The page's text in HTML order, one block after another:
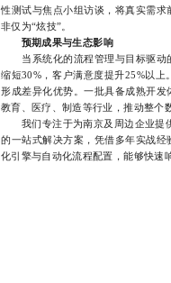
性测试与焦点小组访谈，将真实需
非仅为“炫技”。
预期成果与生态影响
当系统化的流程管理与目标驱动
缩短30%，客户满意度提升25%以
形成差异化优势。一批具备成熟开
教育、医疗、制造等行业，推动整个
我们专注于为南京及周边企业提供
的一站式解决方案，凭借多年实战
化引擎与自动化流程配置，能够快速